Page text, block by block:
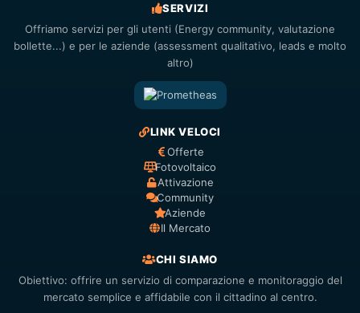
SERVIZI
Offriamo servizi per gli utenti (Energy community, valutazione
bollette...) e per le aziende (assessment qualitativo, leads e molto
altro)
LINK VELOCI
Offerte
Fotovoltaico
Attivazione
Community
Aziende
Il Mercato
CHI SIAMO
Obiettivo: offrire un servizio di comparazione e monitoraggio del
mercato semplice e affidabile con il cittadino al centro.